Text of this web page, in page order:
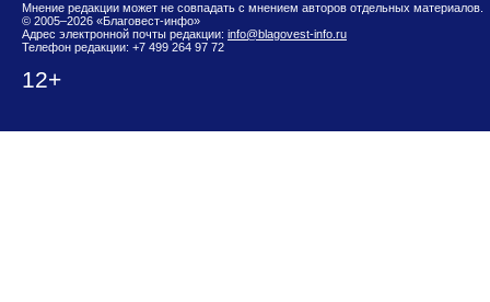
Мнение редакции может не совпадать с мнением авторов отдельных материалов.
© 2005–2026 «Благовест-инфо»
Адрес электронной почты редакции: info@blagovest-info.ru
Телефон редакции: +7 499 264 97 72
12+